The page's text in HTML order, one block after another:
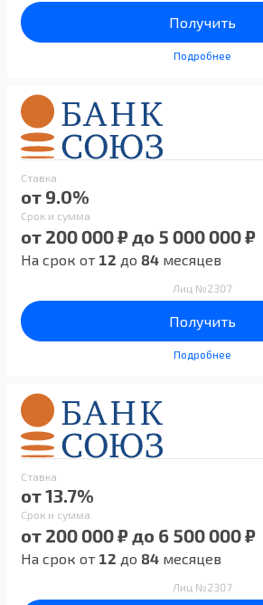
Получить
Подробнее
Ставка
от 9.0%
Срок и сумма
от 200 000 ₽ до 5 000 000 ₽
На срок от 12 до 84 месяцев
Лиц №2307
Получить
Подробнее
Ставка
от 13.7%
Срок и сумма
от 200 000 ₽ до 6 500 000 ₽
На срок от 12 до 84 месяцев
Лиц №2307